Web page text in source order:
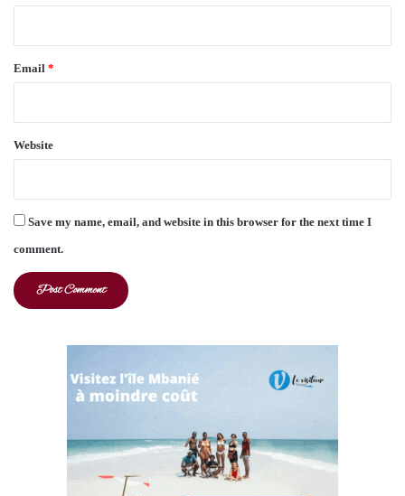
Email *
Website
Save my name, email, and website in this browser for the next time I
comment.